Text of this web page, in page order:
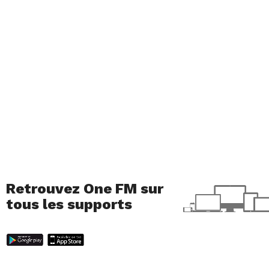
Retrouvez One FM sur
tous les supports